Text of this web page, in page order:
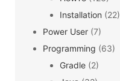
Installation (22)
Power User (7)
Programming (63)
Gradle (2)